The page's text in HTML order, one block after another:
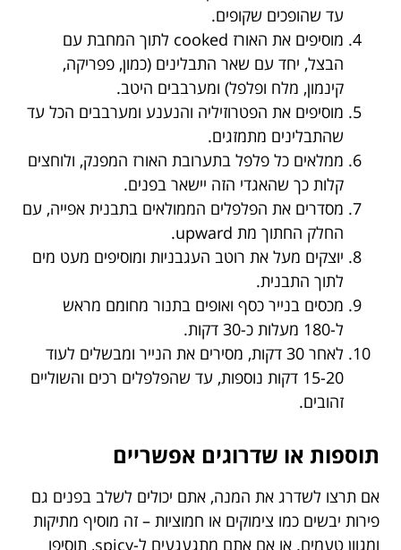
עד שהופכים שקופים.
מוסיפים את האורז cooked לתוך המחבת עם
הבצל, יחד עם שאר התבלינים (כמון, פפריקה,
קינמון, מלח ופלפל) ומערבבים היטב.
מוסיפים את הפטרוזיליה והנענע ומערבבים הכל עד
שהתבלינים מתמזגים.
ממלאים כל פלפל בתערובת האורז המפנק, ולוחצים
קלות כך שהאגדי הזה יישאר בפנים.
מסדרים את הפלפלים הממולאים בתבנית אפייה, עם
החלק החתוך מת upward.
יוצקים מעל את רוטב העגבניות ומוסיפים מעט מים
לתוך התבנית.
מכסים בנייר כסף ואופים בתנור מחומם מראש
ל-180 מעלות כ-30 דקות.
לאחר 30 דקות, מסירים את הנייר ומבשלים לעוד
15-20 דקות נוספות, עד שהפלפלים רכים והשוליים
זהובים.
תוספות או שדרוגים אפשריים
אם תרצו לשדרג את המנה, אתם יכולים לשלב בפנים גם
פירות יבשים כמו צימוקים או חמוציות – זה מוסיף מתיקות
ומגוון טעמים. או אם אתם מתגעגעים ל-spicy, תוסיפו